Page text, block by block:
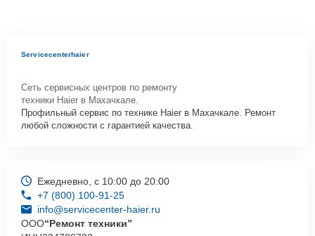
Servicecenterhaier
Сеть сервисных центров по ремонту
техники Haier в Махачкале.
Профильный сервис по технике Haier в Махачкале. Ремонт
любой сложности с гарантией качества.
Ежедневно, с 10:00 до 20:00
+7 (800) 100-91-25
info@servicecenter-haier.ru
ООО“Ремонт техники”